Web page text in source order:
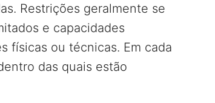
Restrições geralmente se
e capacidades
físicas ou técnicas. Em cada
das quais estão